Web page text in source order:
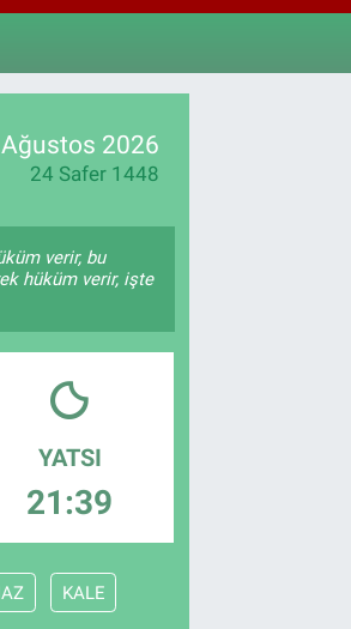
2026
24 Safer 1448
verir, bu
hüküm verir, işte
YATSI
21:39
KALE